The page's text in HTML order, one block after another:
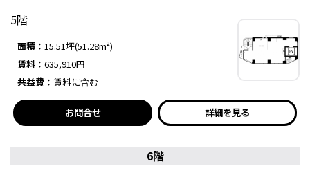
5階
面積： 15.51坪(51.28m²)
賃料： 635,910円
共益費： 賃料に含む
お問合せ 詳細を見る
6階